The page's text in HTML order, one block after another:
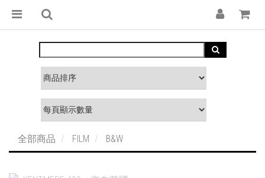
全部商品 FILM B&W